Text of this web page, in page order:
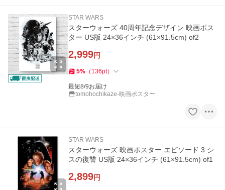
STAR WARS
スターウォーズ 40周年記念デザイン 映画ポス
ター US版 24×36インチ (61×91.5cm) of2
2,999円
5% （ 136pt）
最短8/9お届け
tomohochikaze-映画ポスター
STAR WARS
スターウォーズ 映画ポスター エピソード 3 シ
スの復讐 US版 24×36インチ (61×91.5cm) of1
2,899円